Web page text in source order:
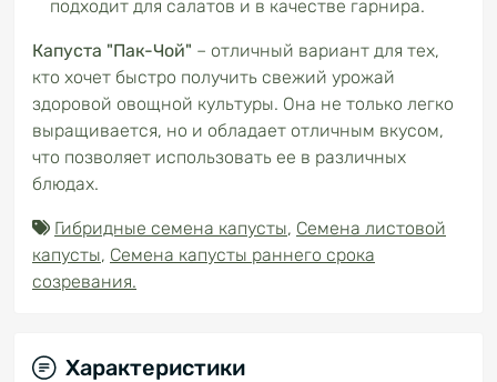
подходит для салатов и в качестве гарнира.
Капуста "Пак-Чой" – отличный вариант для тех,
кто хочет быстро получить свежий урожай
здоровой овощной культуры. Она не только легко
выращивается, но и обладает отличным вкусом,
что позволяет использовать ее в различных
блюдах.
Гибридные семена капусты, Семена листовой
капусты, Семена капусты раннего срока
созревания.
Характеристики